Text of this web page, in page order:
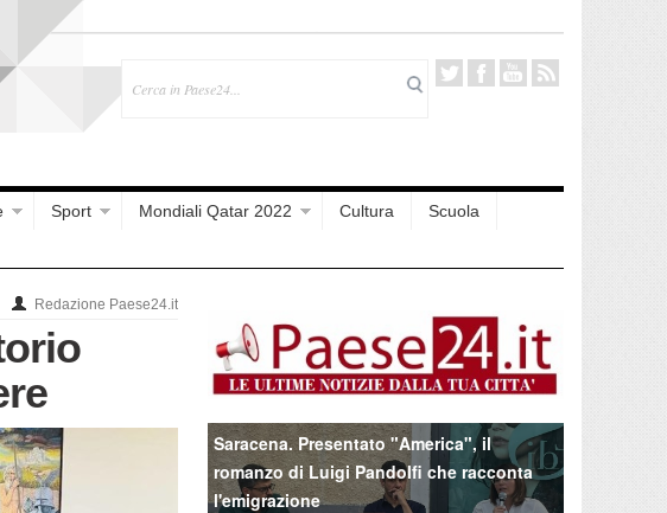
Sport Mondiali Qatar 2022 Cultura
Scuola
Redazione Paese24.it
Saracena. Presentato "America", il
romanzo di Luigi Pandolfi che racconta
l'emigrazione